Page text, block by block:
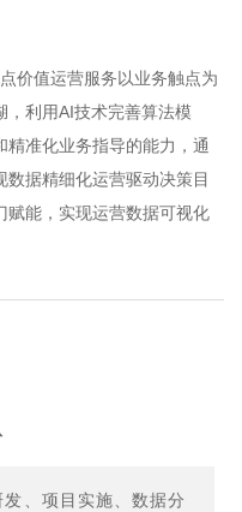
值运营服务以业务触点为
，利用AI技术完善算法模
准化业务指导的能力，通
据精细化运营驱动决策目
赋能，实现运营数据可视化
、项目实施、数据分